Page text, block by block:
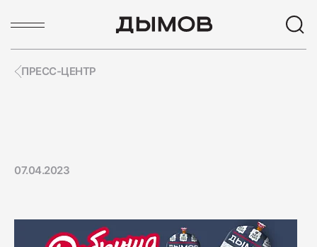
Ветчины
ПРЕСС-ЦЕНТР
07.04.2023